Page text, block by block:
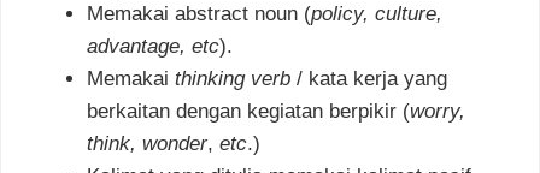
Memakai abstract noun (policy, culture,
advantage, etc).
Memakai thinking verb / kata kerja yang
berkaitan dengan kegiatan berpikir (worry,
think, wonder, etc.)